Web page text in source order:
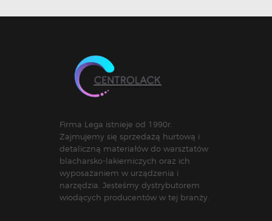
Firma Lega istnieje od 1990r.
Zajmujemy się sprzedażą hurtową i
detaliczną materiałów do warsztatów
blacharsko-lakierniczych oraz ich
wyposażaniem w urządzenia i
narzędzia. Jesteśmy dystrybutorem
wiodących producentów w tej branży.